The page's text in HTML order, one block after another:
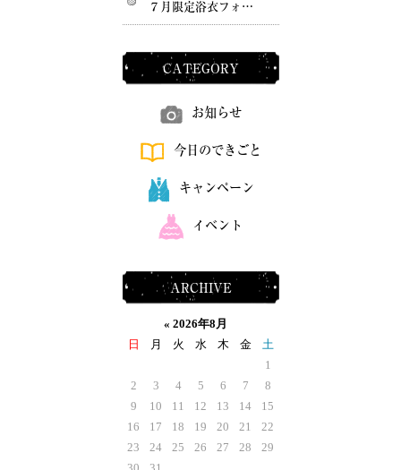
７月限定浴衣フォ…
CATEGORY
お知らせ
今日のできごと
キャンペーン
イベント
ARCHIVE
« 2026年8月
日
月 火 水 木 金
土
1
2
3 4 5 6 7
8
9
10 11 12 13 14
15
16
17 18 19 20 21
22
23
24 25 26 27 28
29